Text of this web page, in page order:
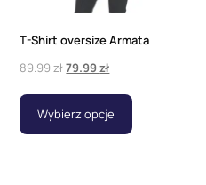
T-Shirt oversize Armata
89.99zł79.99zł
Wybierz opcje